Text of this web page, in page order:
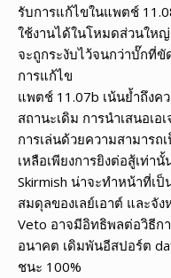
รับการแก้ไขในแพตช์
ใช้งานได้ในโหมดส่วนให
จะถูกระงับไว้จนกว่าบั๊กที่
การแก้ไข
แพตช์ 11.07b เน้นย้ำถึงค
สถานะเดิม การนำเสนอเ
การเล่นด้วยความสามาร
เหลือเพียงการยิงต่อสู้เท่า
Skirmish น่าจะทำหน้าที่เ
สมดุลของเลย์เอาต์ และ
Veto อาจมีอิทธิพลต่อวิธีก
อนาคต เดิมพันอีสปอร์ต
ชนะ 100%